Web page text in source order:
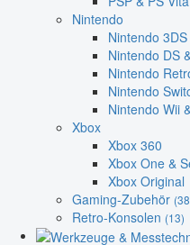
Nintendo
Nintendo
Nintendo DS
Nintendo
Nintendo
Nintendo Wii
Xbox
Xbox 360
Xbox One &
Xbox Original
Gaming-Zubehör
Retro-Konsolen (13)